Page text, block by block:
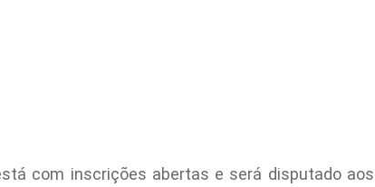
com inscrições abertas e será disputado aos